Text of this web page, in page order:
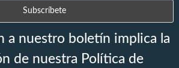
a nuestro boletín implica la
de nuestra Política de